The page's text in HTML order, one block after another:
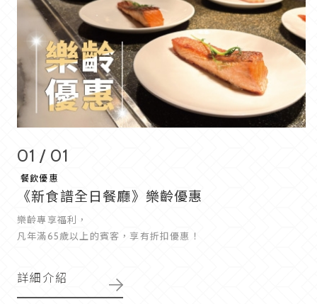
01 / 01
餐飲優惠
《新食譜全日餐廳》樂齡優惠
樂齡專享福利，
凡年滿65歲以上的賓客，享有折扣優惠！
詳細介紹